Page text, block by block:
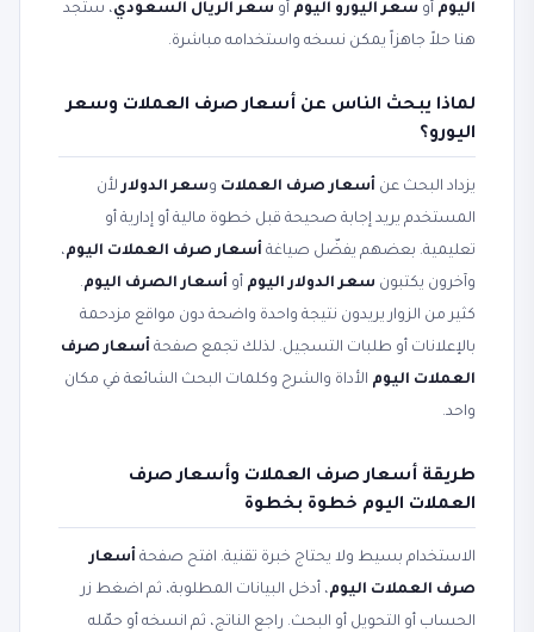
اليوم أو سعر اليورو اليوم أو سعر الريال السعودي، ستجد
هنا حلاً جاهزاً يمكن نسخه واستخدامه مباشرة.
لماذا يبحث الناس عن أسعار صرف العملات وسعر
اليورو؟
يزداد البحث عن أسعار صرف العملات وسعر الدولارلأن
المستخدم يريد إجابة صحيحة قبل خطوة مالية أو إدارية أو
تعليمية. بعضهم يفضّل صياغة أسعار صرف العملات اليوم،
وآخرون يكتبون سعر الدولار اليوم أو أسعار الصرف اليوم.
كثير من الزوار يريدون نتيجة واحدة واضحة دون مواقع مزدحمة
بالإعلانات أو طلبات التسجيل. لذلك تجمع صفحة أسعار صرف
العملات اليوم الأداة والشرح وكلمات البحث الشائعة في مكان
واحد.
طريقة أسعار صرف العملات وأسعار صرف
العملات اليوم خطوة بخطوة
الاستخدام بسيط ولا يحتاج خبرة تقنية. افتح صفحة أسعار
صرف العملات اليوم، أدخل البيانات المطلوبة، ثم اضغط زر
الحساب أو التحويل أو البحث. راجع الناتج، ثم انسخه أو حمّله